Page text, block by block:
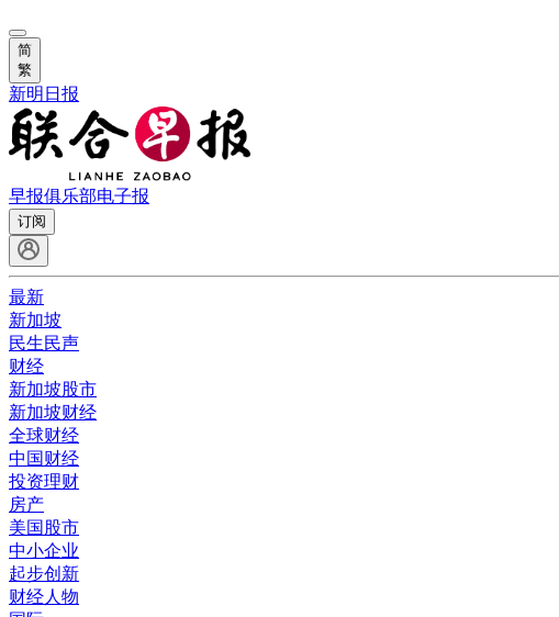
简
繁
新明日报
早报俱乐部电子报
订阅
最新
新加坡
民生民声
财经
新加坡股市
新加坡财经
全球财经
中国财经
投资理财
房产
美国股市
中小企业
起步创新
财经人物